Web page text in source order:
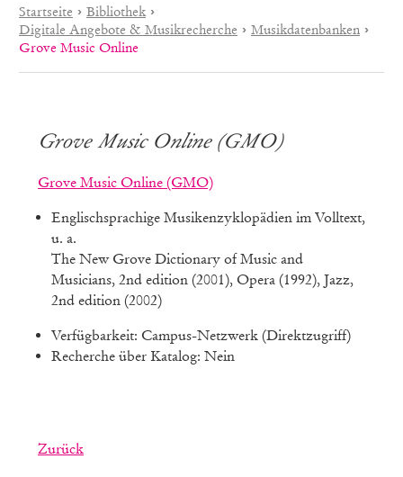
Startseite › Bibliothek ›
Digitale Angebote & Musikrecherche › Musikdatenbanken ›
Grove Music Online
Grove Music Online (GMO)
Grove Music Online (GMO)
Englischsprachige Musikenzyklopädien im Volltext,
u. a.
The New Grove Dictionary of Music and
Musicians, 2nd edition (2001), Opera (1992), Jazz,
2nd edition (2002)
Verfügbarkeit: Campus-Netzwerk (Direktzugriff)
Recherche über Katalog: Nein
Zurück